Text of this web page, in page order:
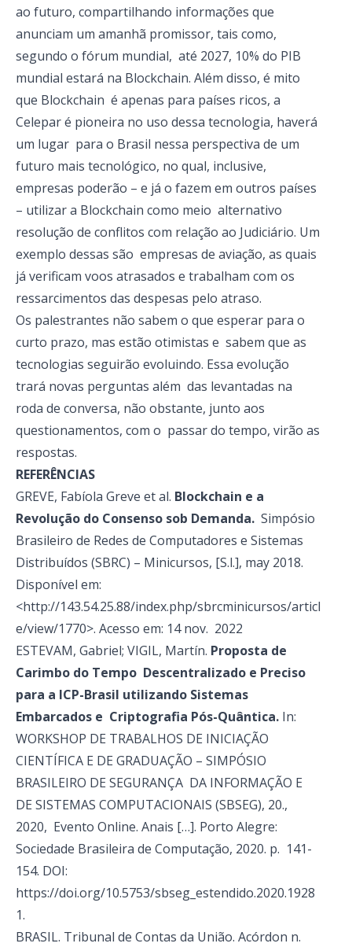
ao futuro, compartilhando informações que
anunciam um amanhã promissor, tais como,
segundo o fórum mundial, até 2027, 10% do PIB
mundial estará na Blockchain. Além disso, é mito
que Blockchain é apenas para países ricos, a
Celepar é pioneira no uso dessa tecnologia, haverá
um lugar para o Brasil nessa perspectiva de um
futuro mais tecnológico, no qual, inclusive,
empresas poderão – e já o fazem em outros países
– utilizar a Blockchain como meio alternativo
resolução de conflitos com relação ao Judiciário. Um
exemplo dessas são empresas de aviação, as quais
já verificam voos atrasados e trabalham com os
ressarcimentos das despesas pelo atraso.
Os palestrantes não sabem o que esperar para o
curto prazo, mas estão otimistas e sabem que as
tecnologias seguirão evoluindo. Essa evolução
trará novas perguntas além das levantadas na
roda de conversa, não obstante, junto aos
questionamentos, com o passar do tempo, virão as
respostas.
REFERÊNCIAS
GREVE, Fabíola Greve et al. Blockchain e a
Revolução do Consenso sob Demanda. Simpósio
Brasileiro de Redes de Computadores e Sistemas
Distribuídos (SBRC) – Minicursos, [S.l.], may 2018.
Disponível em:
<http://143.54.25.88/index.php/sbrcminicursos/articl
e/view/1770>. Acesso em: 14 nov. 2022
ESTEVAM, Gabriel; VIGIL, Martín. Proposta de
Carimbo do Tempo Descentralizado e Preciso
para a ICP-Brasil utilizando Sistemas
Embarcados e Criptografia Pós-Quântica. In:
WORKSHOP DE TRABALHOS DE INICIAÇÃO
CIENTÍFICA E DE GRADUAÇÃO – SIMPÓSIO
BRASILEIRO DE SEGURANÇA DA INFORMAÇÃO E
DE SISTEMAS COMPUTACIONAIS (SBSEG), 20.,
2020, Evento Online. Anais […]. Porto Alegre:
Sociedade Brasileira de Computação, 2020. p. 141-
154. DOI:
https://doi.org/10.5753/sbseg_estendido.2020.1928
1.
BRASIL. Tribunal de Contas da União. Acórdon n.